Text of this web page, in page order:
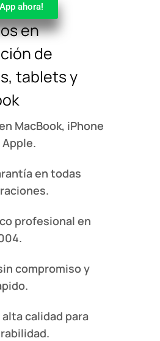
ahora!
en
de
tablets y
MacBook, iPhone
en todas
profesional en
compromiso y
calidad para